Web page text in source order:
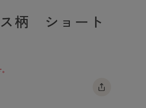
柄 ショート